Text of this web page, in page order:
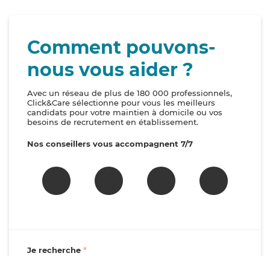
Comment pouvons-
nous vous aider ?
Avec un réseau de plus de 180 000 professionnels,
Click&Care sélectionne pour vous les meilleurs
candidats pour votre maintien à domicile ou vos
besoins de recrutement en établissement.
Nos conseillers vous accompagnent 7/7
Je recherche